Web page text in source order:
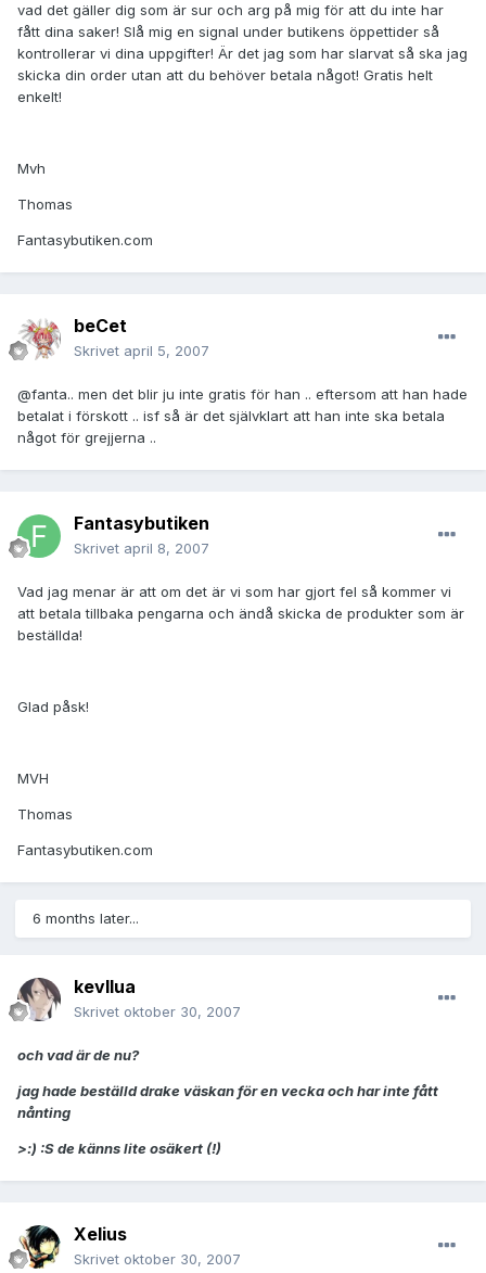
vad det gäller dig som är sur och arg på mig för att du inte har
fått dina saker! Slå mig en signal under butikens öppettider så
kontrollerar vi dina uppgifter! Är det jag som har slarvat så ska jag
skicka din order utan att du behöver betala något! Gratis helt
enkelt!
Mvh
Thomas
Fantasybutiken.com
beCet
Skrivet april 5, 2007
@fanta.. men det blir ju inte gratis för han .. eftersom att han hade
betalat i förskott .. isf så är det självklart att han inte ska betala
något för grejjerna ..
Fantasybutiken
Skrivet april 8, 2007
Vad jag menar är att om det är vi som har gjort fel så kommer vi
att betala tillbaka pengarna och ändå skicka de produkter som är
beställda!
Glad påsk!
MVH
Thomas
Fantasybutiken.com
6 months later...
kevllua
Skrivet oktober 30, 2007
och vad är de nu?
jag hade beställd drake väskan för en vecka och har inte fått
nånting
>:) :S de känns lite osäkert (!)
Xelius
Skrivet oktober 30, 2007